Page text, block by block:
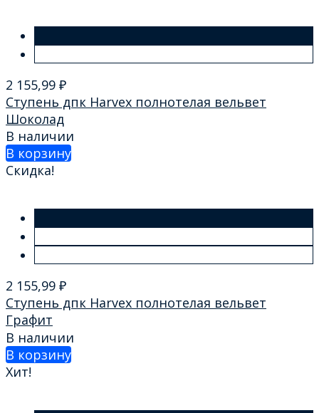
2 155,99 ₽
Ступень дпк Harvex полнотелая вельвет
Шоколад
В наличии
В корзину
Скидка!
2 155,99 ₽
Ступень дпк Harvex полнотелая вельвет
Графит
В наличии
В корзину
Хит!